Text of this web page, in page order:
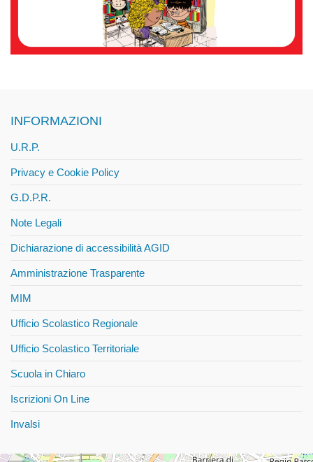
INFORMAZIONI
U.R.P.
Privacy e Cookie Policy
G.D.P.R.
Note Legali
Dichiarazione di accessibilità AGID
Amministrazione Trasparente
MIM
Ufficio Scolastico Regionale
Ufficio Scolastico Territoriale
Scuola in Chiaro
Iscrizioni On Line
Invalsi